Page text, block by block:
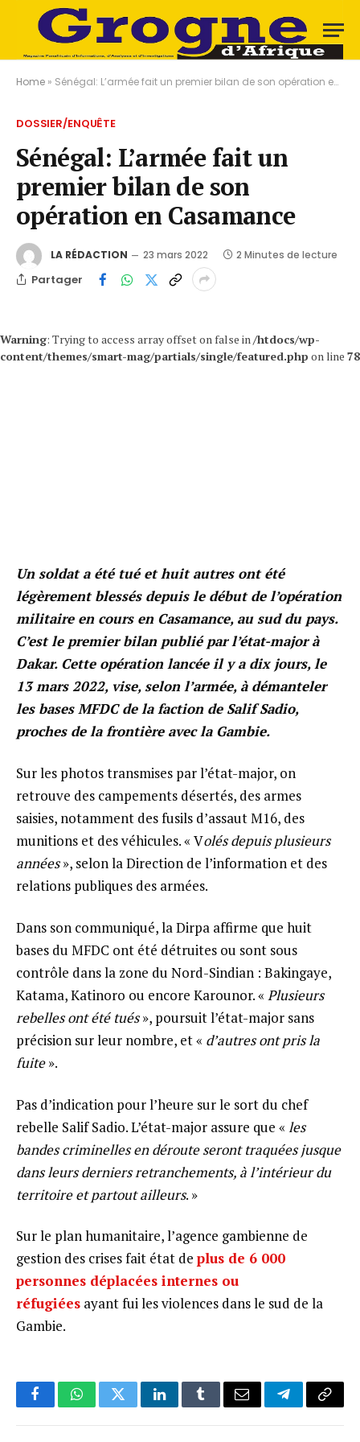
Home » Sénégal: L’armée fait un premier bilan de son opération en Casamance
DOSSIER/ENQUÊTE
Sénégal: L’armée fait un
premier bilan de son
opération en Casamance
LA RÉDACTION 23 mars 2022 2 Minutes de lecture
Partager
Warning: Trying to access array offset on false in/htdocs/wp-
content/themes/smart-mag/partials/single/featured.php on line 78
Un soldat a été tué et huit autres ont été
légèrement blessés depuis le début de l’opération
militaire en cours en Casamance, au sud du pays.
C’est le premier bilan publié par l’état-major à
Dakar. Cette opération lancée il y a dix jours, le
13 mars 2022, vise, selon l’armée, à démanteler
les bases MFDC de la faction de Salif Sadio,
proches de la frontière avec la Gambie.
Sur les photos transmises par l’état-major, on
retrouve des campements désertés, des armes
saisies, notamment des fusils d’assaut M16, des
munitions et des véhicules. « Volés depuis plusieurs
années», selon la Direction de l’information et des
relations publiques des armées.
Dans son communiqué, la Dirpa affirme que huit
bases du MFDC ont été détruites ou sont sous
contrôle dans la zone du Nord-Sindian : Bakingaye,
Katama, Katinoro ou encore Karounor. « Plusieurs
rebelles ont été tués», poursuit l’état-major sans
précision sur leur nombre, et « d’autres ont pris la
fuite».
Pas d’indication pour l’heure sur le sort du chef
rebelle Salif Sadio. L’état-major assure que « les
bandes criminelles en déroute seront traquées jusque
dans leurs derniers retranchements, à l’intérieur du
territoire et partout ailleurs. »
Sur le plan humanitaire, l’agence gambienne de
gestion des crises fait état de plus de 6 000
personnes déplacées internes ou
réfugiées ayant fui les violences dans le sud de la
Gambie.
FacebookWhatsAppTwitterLinkedInTumblrEmail TelegramCopy